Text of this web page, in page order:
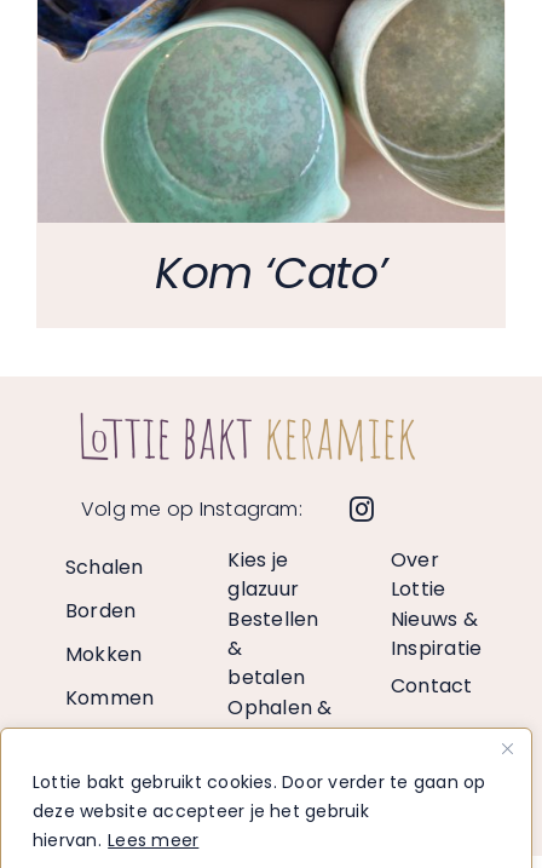
Lottie bakt gebruikt cookies. Door verder te gaan op
deze website accepteer je het gebruik
hiervan. Lees meer
Kom ‘Cato’
Volg me op Instagram:
Schalen
Borden
Mokken
Kommen
Decoratie
Kies je
glazuur
Bestellen
&
betalen
Ophalen &
verzenden
Retourneren
Voor
Over
Lottie
Nieuws &
Inspiratie
Contact